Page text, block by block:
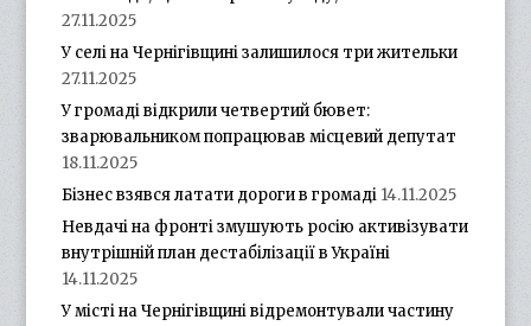
27.11.2025
У селі на Чернігівщині залишилося три жительки
27.11.2025
У громаді відкрили четвертий бювет:
зварювальником попрацював місцевий депутат
18.11.2025
Бізнес взявся латати дороги в громаді 14.11.2025
Невдачі на фронті змушують росію активізувати
внутрішній план дестабілізації в Україні
14.11.2025
У місті на Чернігівщині відремонтували частину